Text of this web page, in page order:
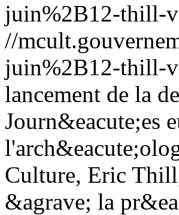
juin%2B12-thill-
//
juin%2B12-thill-
lancement de la
Journ&eacute;es
Culture, Eric
&agrave; la